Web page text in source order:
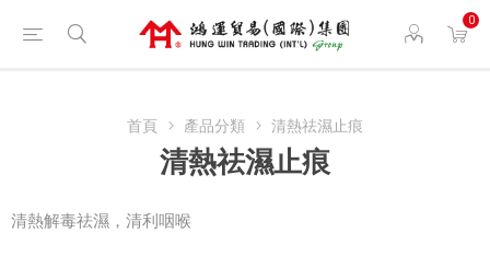
0
首頁 產品分類 清熱祛濕止痕
清熱祛濕止痕
清熱解毒祛濕，清利咽喉